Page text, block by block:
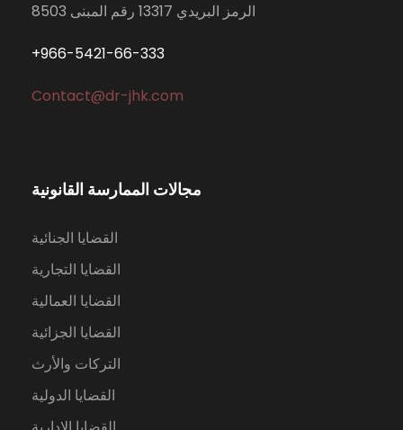
الرمز البريدي 13317 رقم المبنى 8503
+966-5421-66-333
Contact@dr-jhk.com
مجالات الممارسة القانونية
القضايا الجنائية
القضايا التجارية
القضايا العمالية
القضايا الجزائية
التركات والأرث
القضايا الدولية